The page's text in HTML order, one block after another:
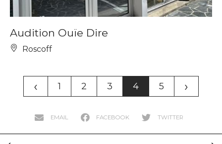
Audition Ouïe Dire
Roscoff
‹ 1 2 3 4 5 ›
EMAIL FACEBOOK TWITTER